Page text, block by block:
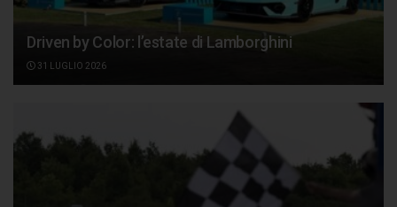
Driven by Color: l’estate di Lamborghini
31 LUGLIO 2026